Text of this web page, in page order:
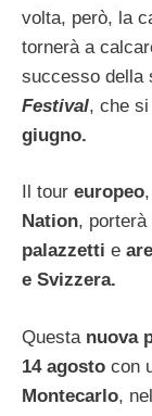
volta, però, la
tornerà a
successo della
Festival, che
giugno.
Il tour europeo
Nation, porterà
palazzetti e
e Svizzera.
Questa nuova
14 agosto con
Montecarlo, nel